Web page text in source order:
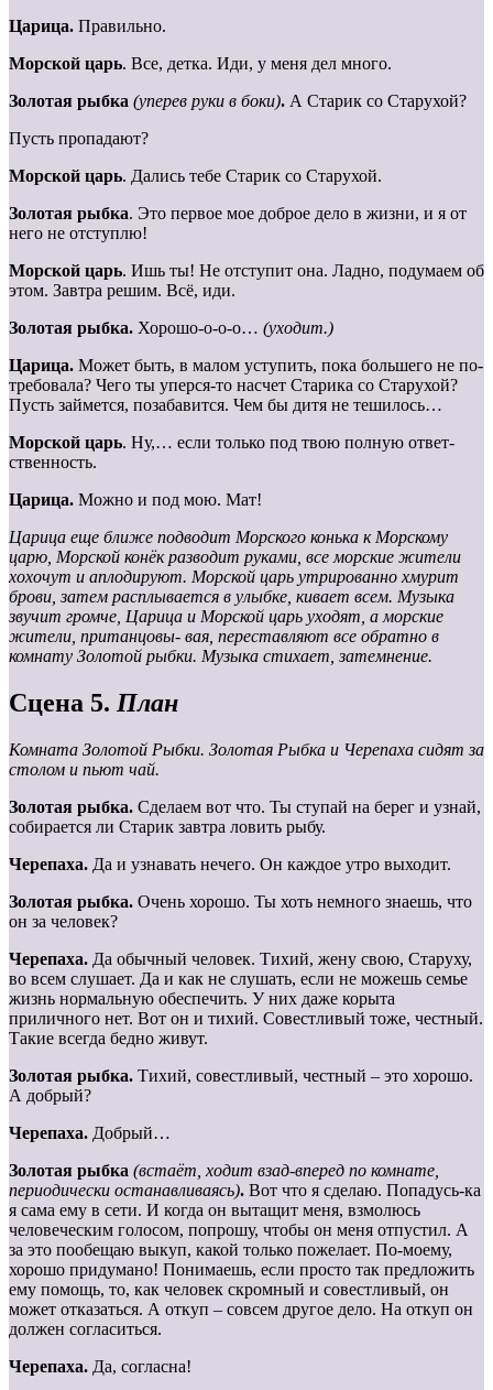
Царица. Правильно.
Морской царь. Все, детка. Иди, у меня дел много.
Золотая рыбка (уперев руки в боки). А Старик со Старухой?
Пусть пропадают?
Морской царь. Дались тебе Старик со Старухой.
Золотая рыбка. Это первое мое доброе дело в жизни, и я от
него не отступлю!
Морской царь. Ишь ты! Не отступит она. Ладно, подумаем об
этом. Завтра решим. Всё, иди.
Золотая рыбка. Хорошо-о-о-о… (уходит.)
Царица. Может быть, в малом уступить, пока большего не по-
требовала? Чего ты уперся-то насчет Старика со Старухой?
Пусть займется, позабавится. Чем бы дитя не тешилось…
Морской царь. Ну,… если только под твою полную ответ-
ственность.
Царица. Можно и под мою. Мат!
Царица еще ближе подводит Морского конька к Морскому
царю, Морской конёк разводит руками, все морские жители
хохочут и аплодируют. Морской царь утрированно хмурит
брови, затем расплывается в улыбке, кивает всем. Музыка
звучит громче, Царица и Морской царь уходят, а морские
жители, пританцовы- вая, переставляют все обратно в
комнату Золотой рыбки. Музыка стихает, затемнение.
Сцена 5. План
Комната Золотой Рыбки. Золотая Рыбка и Черепаха сидят за
столом и пьют чай.
Золотая рыбка. Сделаем вот что. Ты ступай на берег и узнай,
собирается ли Старик завтра ловить рыбу.
Черепаха. Да и узнавать нечего. Он каждое утро выходит.
Золотая рыбка. Очень хорошо. Ты хоть немного знаешь, что
он за человек?
Черепаха. Да обычный человек. Тихий, жену свою, Старуху,
во всем слушает. Да и как не слушать, если не можешь семье
жизнь нормальную обеспечить. У них даже корыта
приличного нет. Вот он и тихий. Совестливый тоже, честный.
Такие всегда бедно живут.
Золотая рыбка. Тихий, совестливый, честный – это хорошо.
А добрый?
Черепаха. Добрый…
Золотая рыбка (встаёт, ходит взад-вперед по комнате,
периодически останавливаясь). Вот что я сделаю. Попадусь-ка
я сама ему в сети. И когда он вытащит меня, взмолюсь
человеческим голосом, попрошу, чтобы он меня отпустил. А
за это пообещаю выкуп, какой только пожелает. По-моему,
хорошо придумано! Понимаешь, если просто так предложить
ему помощь, то, как человек скромный и совестливый, он
может отказаться. А откуп – совсем другое дело. На откуп он
должен согласиться.
Черепаха. Да, согласна!